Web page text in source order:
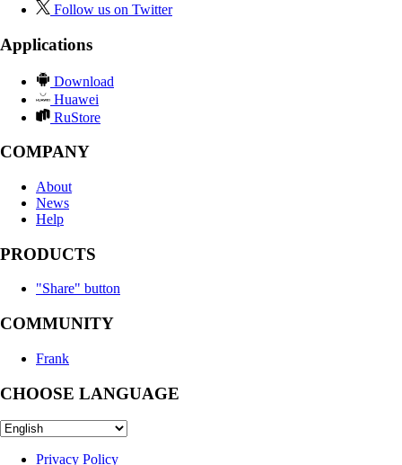
Follow us on Twitter
Applications
Download
Huawei
RuStore
COMPANY
About
News
Help
PRODUCTS
"Share" button
COMMUNITY
Frank
CHOOSE LANGUAGE
Privacy Policy